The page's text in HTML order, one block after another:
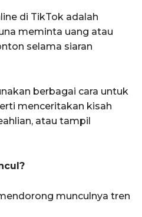
di TikTok adalah
meminta uang atau
selama siaran
berbagai cara untuk
menceritakan kisah
atau tampil
munculnya tren